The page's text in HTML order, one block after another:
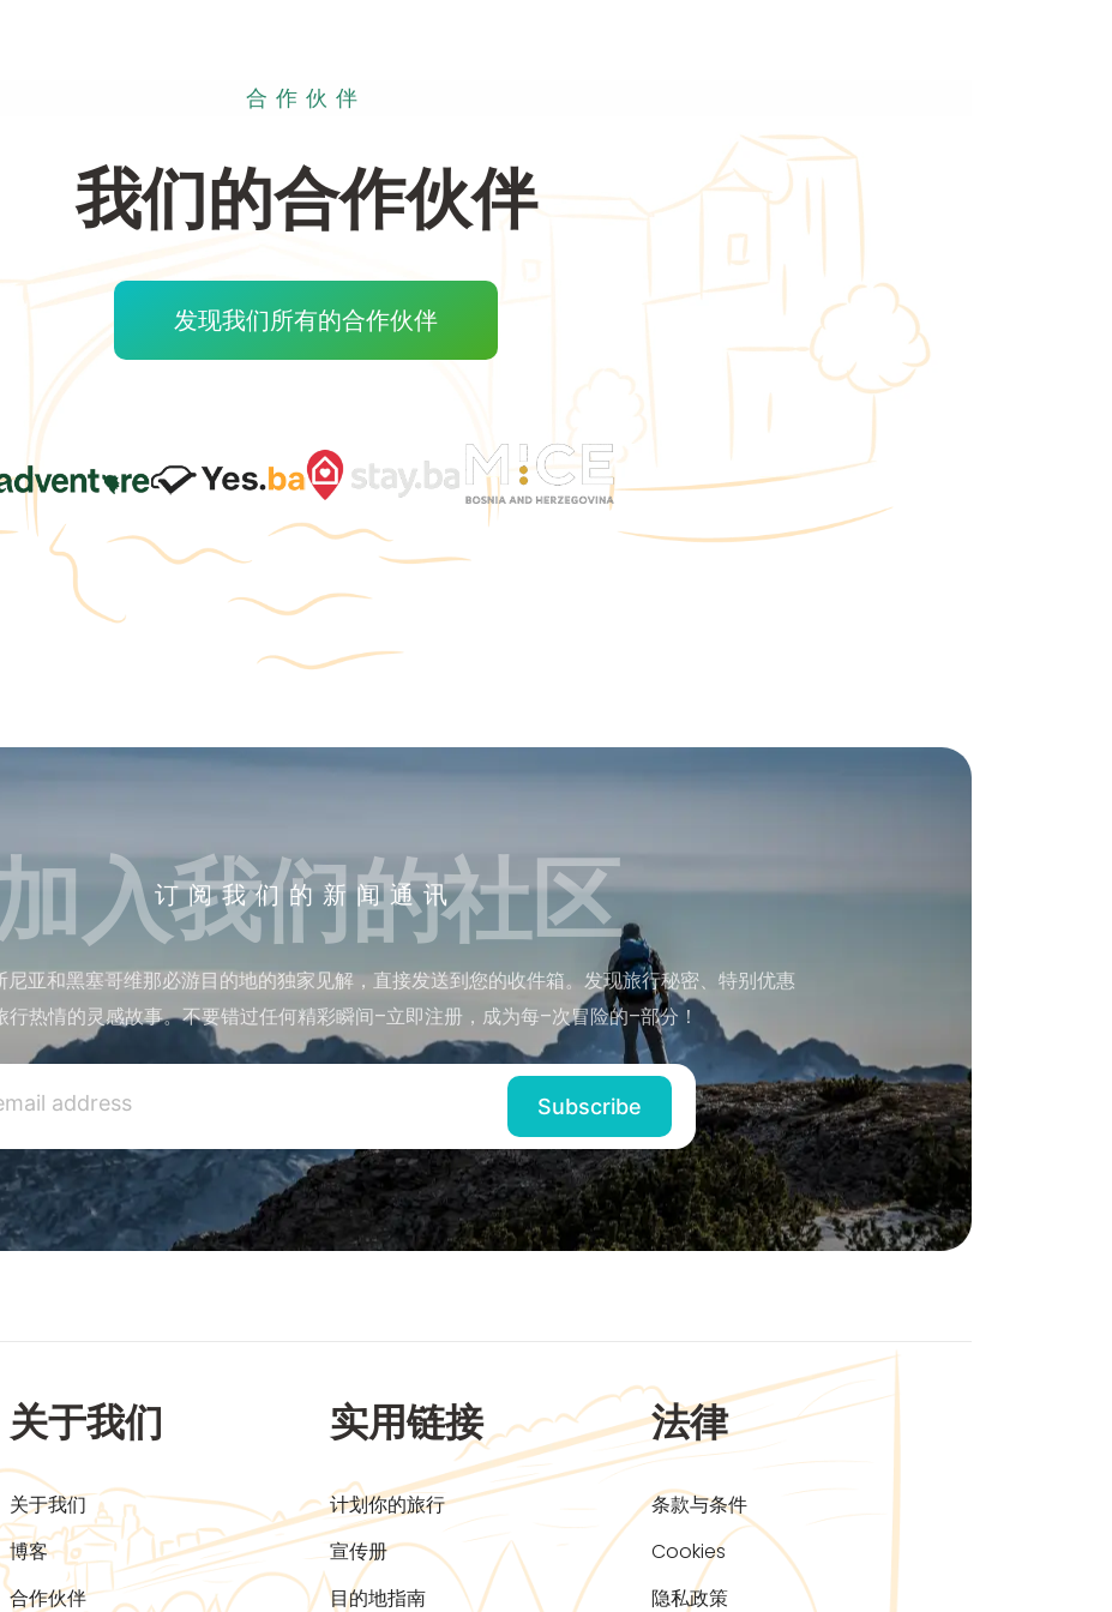
合作伙伴
我们的合作伙伴
发现我们所有的合作伙伴
订阅我们的新闻通讯
入我们的社区
亚和黑塞哥维那必游目的地的独家见解，直接发送到您的收件箱。发现旅行秘密、特别优惠
行热情的灵感故事。不要错过任何精彩瞬间–立即注册，成为每–次冒险的–部分！
关于我们
关于我们
博客
合作伙伴
实用链接
计划你的旅行
宣传册
目的地指南
法律
条款与条件
Cookies
隐私政策